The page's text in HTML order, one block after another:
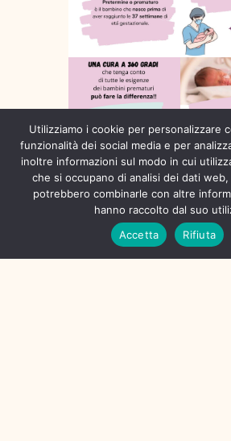
Chi È
Utilizziamo i cookie per personalizzare
funzionalità dei social media e per
inoltre informazioni sul modo in cui
che si occupano di analisi dei dati
potrebbero combinarle con altre
hanno raccolto dal suo
Accetta
Rifiuta